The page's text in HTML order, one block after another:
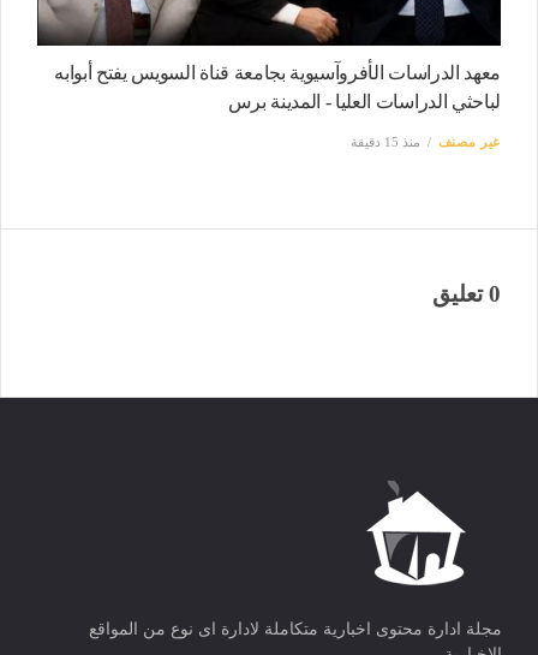
معهد الدراسات الأفروآسيوية بجامعة قناة السويس يفتح أبوابه
لباحثي الدراسات العليا - المدينة برس
غير مصنف منذ 15 دقيقة
0 تعليق
مجلة ادارة محتوى اخبارية متكاملة لادارة اى نوع من المواقع